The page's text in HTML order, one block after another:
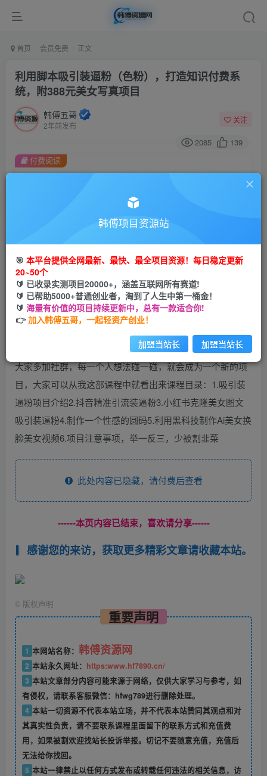
首页 会员免费 正文
利用脚本吸引装逼粉（色粉），打造知识付费系
统，附388元美女写真项目
韩傅五哥
2年前发布
关注
2085 139
金币9.9金币99
立即购买
您当前未登录！建议登陆后购买，可保存购买订单
付费阅读
加入更多的社群的好处，在这部教程体现的淋漓尽致，建议
大家多加社群，每一个人想法碰一碰，就会成为一个新的项
目，大家可以从我这部课程中就看出来课程目录：1.吸引装
逼粉项目介绍2.抖音精准引流装逼粉3.小红书克隆美女图文
吸引装逼粉4.制作一个性感的圆码5.利用黑科技制作Ai美女换
脸美女视频6.项目注意事项，举一反三，少被割韭菜
此处内容已隐藏，请付费后查看
------本页内容已结束，喜欢请分享------
感谢您的来访，获取更多精彩文章请收藏本站。
© 版权声明
重要声明
1 本网站名称： 韩傅资源网
2 本站永久网址： https:www.hf7890.cn/
3 本站文章部分内容可能来源于网络，仅供大家学习与参考，如
有侵权，请联系客服微信：hfwg789进行删除处理。
4 本站一切资源不代表本站立场，并不代表本站赞同其观点和对
其真实性负责，请不要联系课程里面留下的联系方式和充值费
用，如果被割欢迎找站长投诉举报。切记不要随意充值，充值后
无法给你找回。
5 本站一律禁止以任何方式发布或转载任何违法的相关信息，访
韩傅项目资源站
🎯 本平台提供全网最新、最快、最全项目资源！每日稳定更新
20~50个
🔰 已收录实测项目20000+，涵盖互联网所有赛道!
🔰 已帮助5000+普通创业者，淘到了人生中第一桶金！
🔰 海量有价值的项目持续更新中，总有一款适合你!
👉加入韩傅五哥，一起轻资产创业！
加盟当站长 加盟当站长